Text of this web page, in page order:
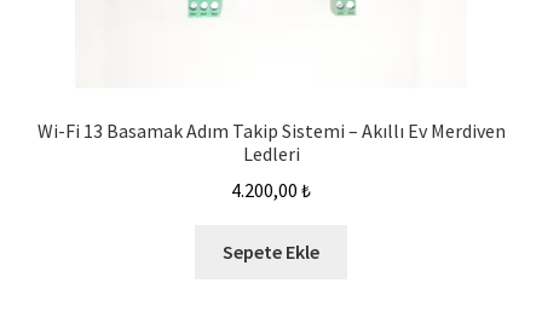
Wi-Fi 13 Basamak Adım Takip Sistemi – Akıllı Ev Merdiven
Ledleri
4.200,00 ₺
Sepete Ekle